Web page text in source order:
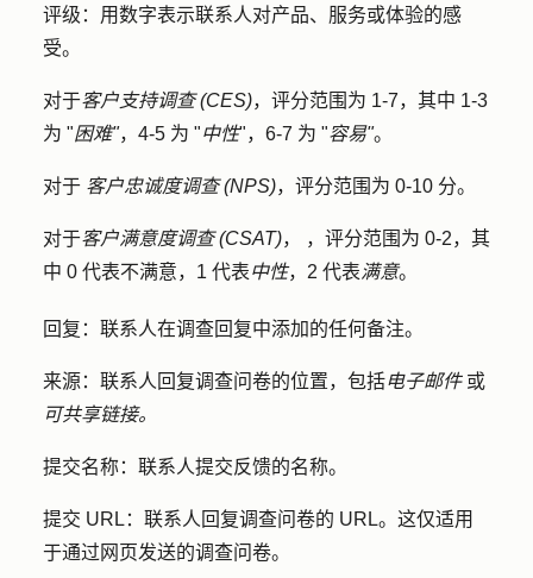
评级 ：用数字表示联系人对产品、服务或体验的感
受。
对于客户支持调查 (CES)，评分范围为 1-7，其中 1-3
为 "困难"，4-5 为 "中性"，6-7 为 "容易"。
对于 客户忠诚度调查 (NPS)，评分范围为 0-10 分。
对于客户满意度调查 (CSAT)，
，评分范围为 0-2，其
中 0 代表不满意，1 代表中性，2 代表满意。
回复 ：联系人在调查回复中添加的任何备注。
来源 ：联系人回复调查问卷的位置，包括电子邮件 或
可共享链接。
提交名称：联系人提交反馈的名称。
提交 URL ：联系人回复调查问卷的 URL。这仅适用
于通过网页发送的调查问卷。